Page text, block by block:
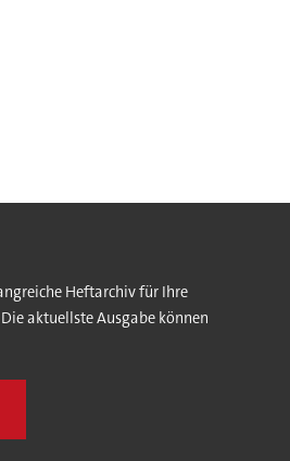
Heftarchiv für Ihre
aktuellste Ausgabe können